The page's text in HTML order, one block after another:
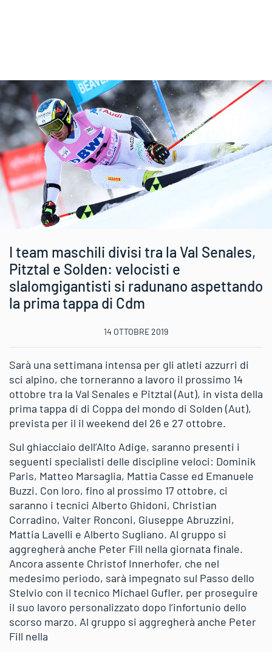
I team maschili divisi tra la Val Senales,
Pitztal e Solden: velocisti e
slalomgigantisti si radunano aspettando
la prima tappa di Cdm
14 OTTOBRE 2019
Sarà una settimana intensa per gli atleti azzurri di
sci alpino, che torneranno a lavoro il prossimo 14
ottobre tra la Val Senales e Pitztal (Aut), in vista della
prima tappa di di Coppa del mondo di Solden (Aut),
prevista per il il weekend del 26 e 27 ottobre.
Sul ghiacciaio dell’Alto Adige, saranno presenti i
seguenti specialisti delle discipline veloci: Dominik
Paris, Matteo Marsaglia, Mattia Casse ed Emanuele
Buzzi. Con loro, fino al prossimo 17 ottobre, ci
saranno i tecnici Alberto Ghidoni, Christian
Corradino, Valter Ronconi, Giuseppe Abruzzini,
Mattia Lavelli e Alberto Sugliano. Al gruppo si
aggregherà anche Peter Fill nella giornata finale.
Ancora assente Christof Innerhofer, che nel
medesimo periodo, sarà impegnato sul Passo dello
Stelvio con il tecnico Michael Gufler, per proseguire
il suo lavoro personalizzato dopo l’infortunio dello
scorso marzo. Al gruppo si aggregherà anche Peter
Fill nella